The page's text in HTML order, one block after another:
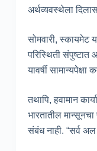
अर्थव्यवस्थेला
सोमवारी, स्कायमेट
परिस्थिती संपुष्टात
यावर्षी
तथापि, हवामान
भारतातील
संबंध नाही. “सर्व अल